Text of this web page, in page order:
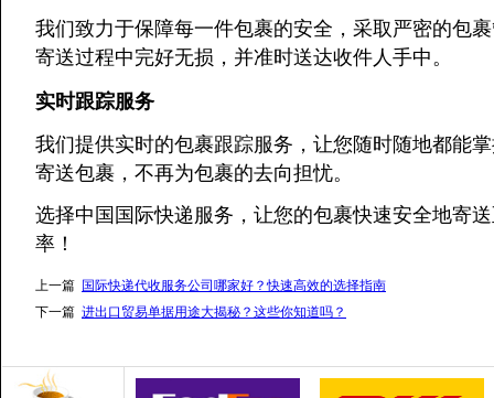
我们致力于保障每一件包裹的安全，采取严密的包
寄送过程中完好无损，并准时送达收件人手中。
实时跟踪服务
我们提供实时的包裹跟踪服务，让您随时随地都能
寄送包裹，不再为包裹的去向担忧。
选择中国国际快递服务，让您的包裹快速安全地寄
率！
上一篇 国际快递代收服务公司哪家好？快速高效的选择指南
下一篇 进出口贸易单据用途大揭秘？这些你知道吗？